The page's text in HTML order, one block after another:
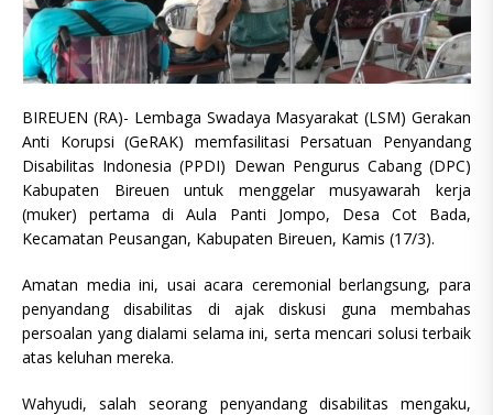
BIREUEN (RA)- Lembaga Swadaya Masyarakat (LSM) Gerakan
Anti Korupsi (GeRAK) memfasilitasi Persatuan Penyandang
Disabilitas Indonesia (PPDI) Dewan Pengurus Cabang (DPC)
Kabupaten Bireuen untuk menggelar musyawarah kerja
(muker) pertama di Aula Panti Jompo, Desa Cot Bada,
Kecamatan Peusangan, Kabupaten Bireuen, Kamis (17/3).
Amatan media ini, usai acara ceremonial berlangsung, para
penyandang disabilitas di ajak diskusi guna membahas
persoalan yang dialami selama ini, serta mencari solusi terbaik
atas keluhan mereka.
Wahyudi, salah seorang penyandang disabilitas mengaku,